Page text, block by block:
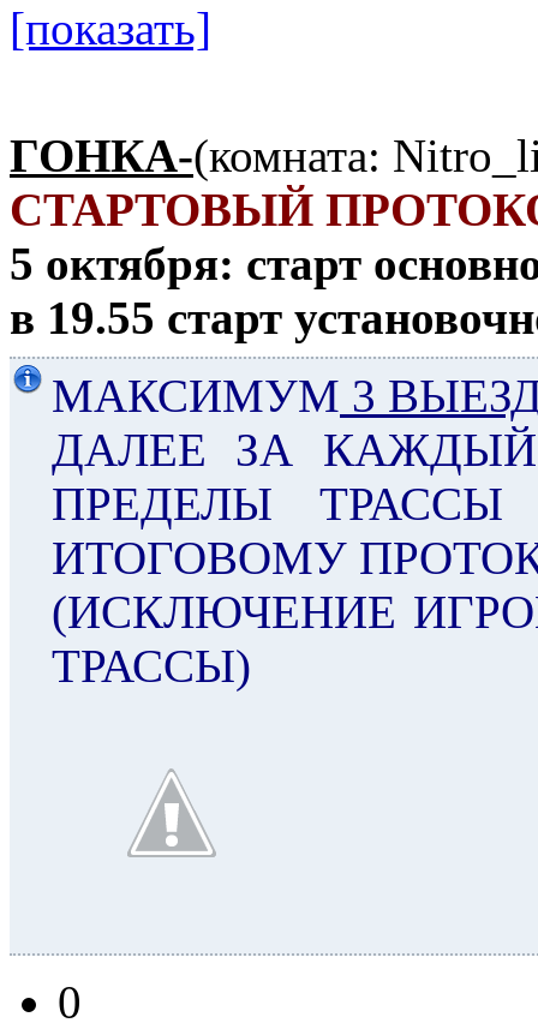
[показать]
ГОНКА-(комната:
СТАРТОВЫЙ
5 октября: старт
в 19.55 старт
МАКСИМУМ 3
ДАЛЕЕ ЗА
ПРЕДЕЛЫ
ИТОГОВОМУ
(ИСКЛЮЧЕНИЕ
ТРАССЫ)
0